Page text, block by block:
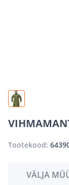
Tootekood:
VÄLJA